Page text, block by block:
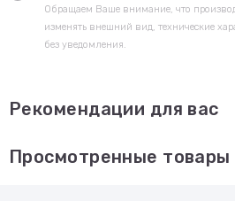
Обращаем Ваше внимание, что
изменять внешний вид, технические
без уведомления.
Рекомендации для вас
Просмотренные товары